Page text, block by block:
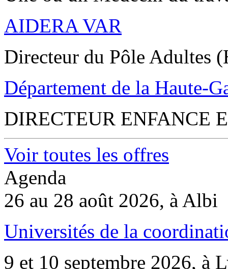
AIDERA VAR
Directeur du Pôle Adultes
Département de la Haute-
DIRECTEUR ENFANCE
Voir toutes les offres
Agenda
26 au 28 août 2026, à Albi
Universités de la
9 et 10 septembre 2026, à